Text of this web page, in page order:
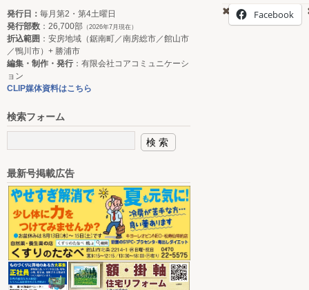
Facebook
発行日： 毎月第2・第4土曜日
発行部数 ：26,700部 （2026年7月現在）
折込範囲 ：安房地域（鋸南町／南房総市／館山市
／鴨川市）+ 勝浦市
編集・制作・発行：有限会社コアコミュニケーシ
ョン
CLIP媒体資料はこちら
検索フォーム
最新号掲載広告